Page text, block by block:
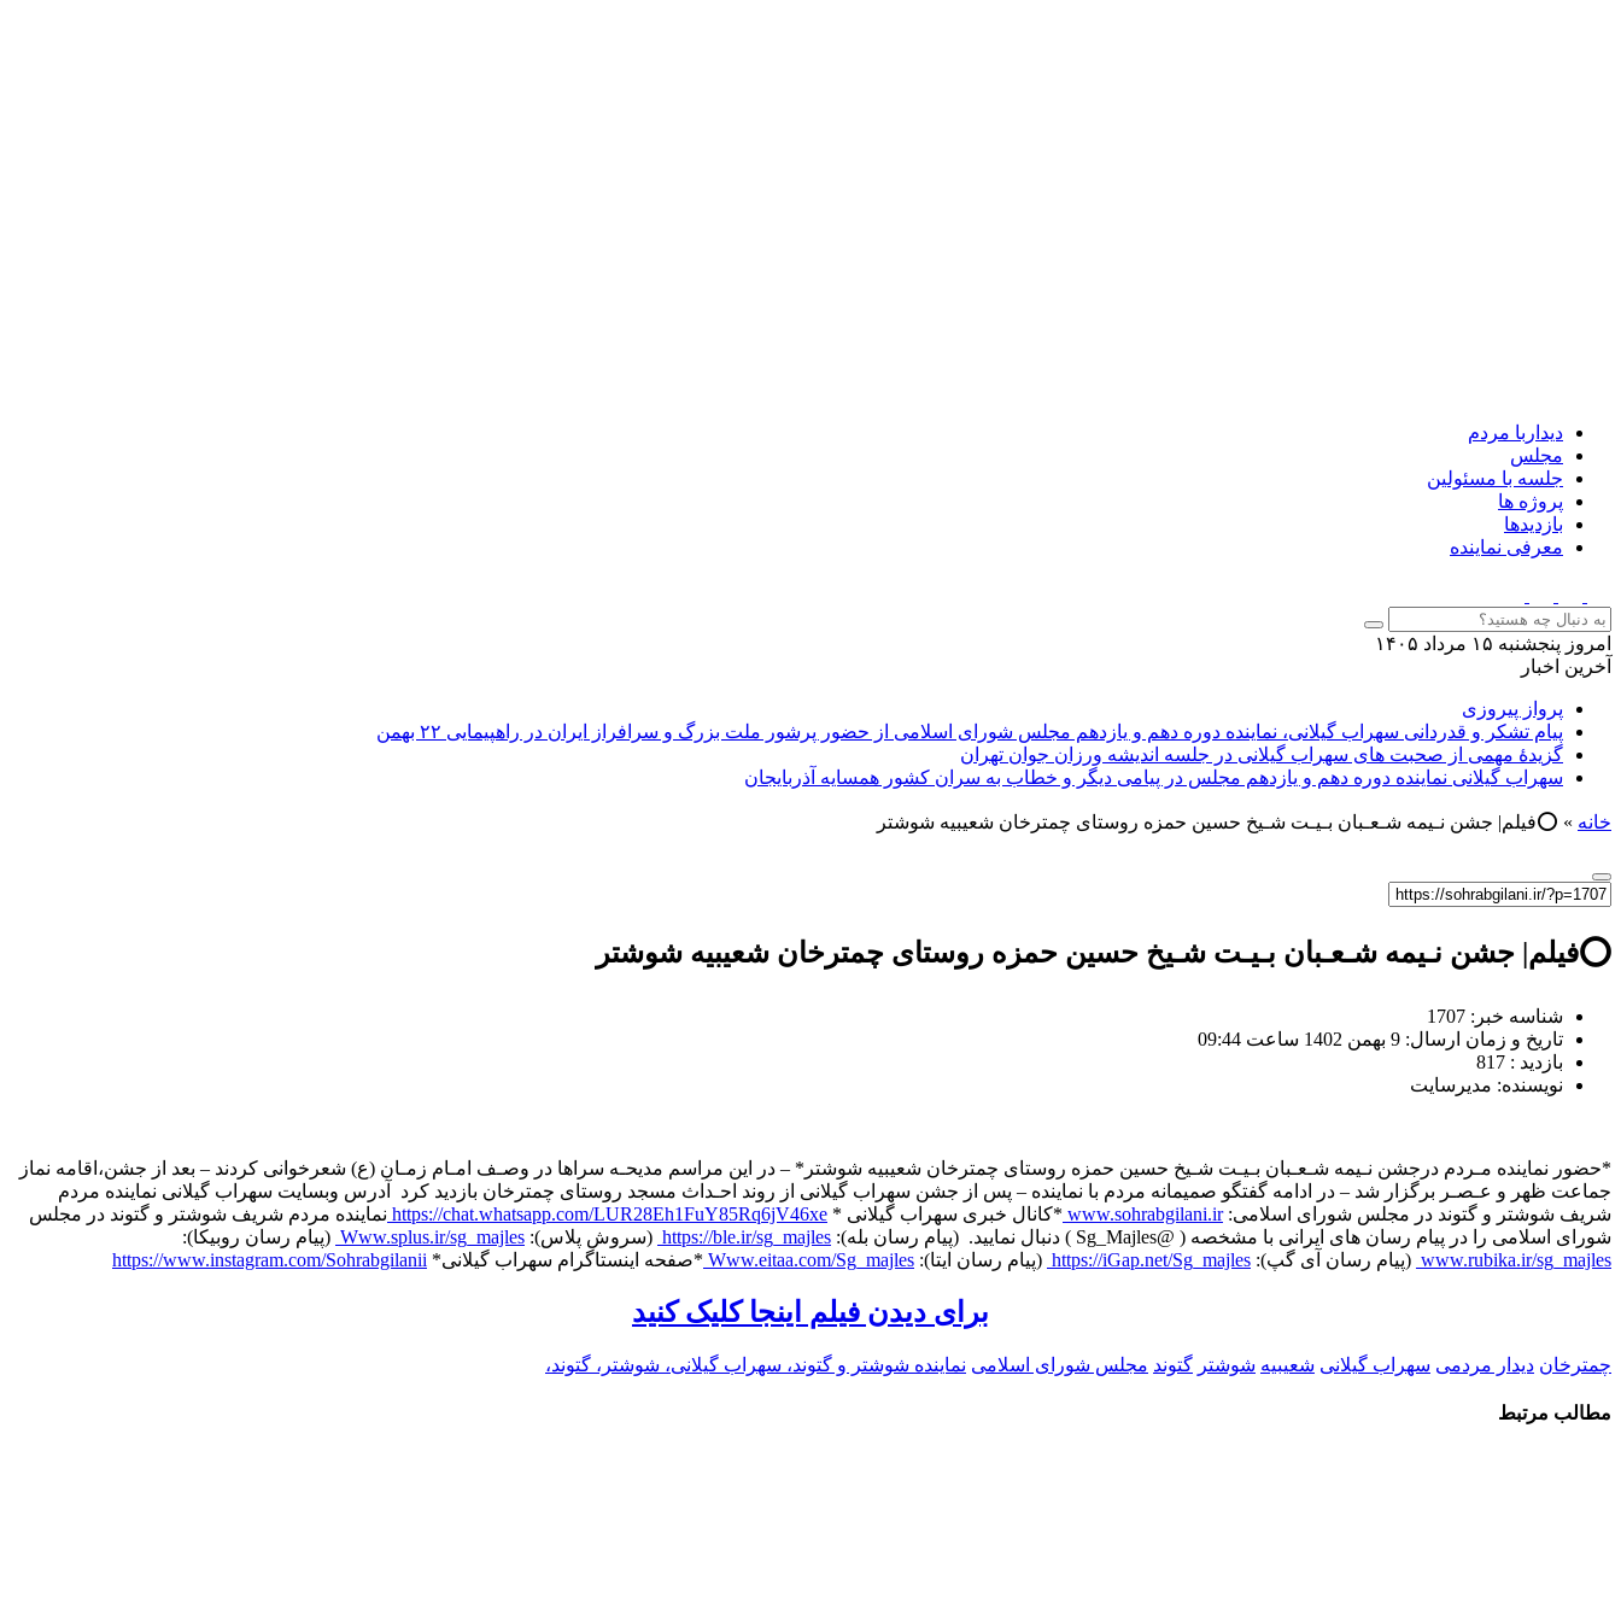
دیداربا مردم
مجلس
جلسه با مسئولین
پروژه ها
بازدیدها
معرفی نماینده
امروز پنجشنبه ۱۵ مرداد ۱۴۰۵
آخرین اخبار
پرواز پیروزی
پیام تشکر و قدردانی سهراب گیلانی، نماینده دوره دهم و یازدهم مجلس شورای اسلامی از حضور پرشور ملت بزرگ و سرافراز ایران در راهپیمایی ۲۲ بهمن
گزیدهٔ مهمی از صحبت های سهراب گیلانی در جلسه اندیشه ورزان جوان تهران
سهراب گیلانی نماینده دوره دهم و یازدهم مجلس در پیامی دیگر و خطاب به سران کشور همسایه آذربایجان
خانه » ⭕️فیلم| جشن نـیمه شـعـبان بـیـت شـیخ حسین حمزه‌ روستای چمترخان شعیبیه شوشتر
⭕️فیلم| جشن نـیمه شـعـبان بـیـت شـیخ حسین حمزه‌ روستای چمترخان شعیبیه شوشتر
شناسه خبر: 1707
تاریخ و زمان ارسال: 9 بهمن 1402 ساعت 09:44
بازدید : 817
نویسنده: مدیرسایت
*حضور نماینده مـردم درجشن نـیمه شـعـبان بـیـت شـیخ حسین حمزه‌ روستای چمترخان شعیبیه شوشتر* – در این مراسم مدیحـه‌ سراها در وصـف امـام زمـان (ع) شعرخوانی کردند – بعد از جشن،اقامه نماز
جماعت ظهر و عـصـر برگزار شد – در ادامه گفتگو صمیمانه مردم با نماینده – پس از جشن سهراب گیلانی از روند احـداث مسجد روستای چمترخان بازدید کرد ️ آدرس وبسایت سهراب گیلانی نماینده مردم
شریف شوشتر و گتوند در مجلس شورای اسلامی:www.sohrabgilani.ir *کانال خبری سهراب گیلانی * https://chat.whatsapp.com/LUR28Eh1FuY85Rq6jV46xe نماینده مردم شریف شوشتر و گتوند در مجلس
شورای اسلامی را در پیام رسان های ایرانی با مشخصه ( @Sg_Majles ) دنبال نمایید. ️ (پیام رسان بله):
https://ble.ir/sg_majles ️ (سروش پلاس): Www.splus.ir/sg_majles ️ (پیام رسان روبیکا):
www.rubika.ir/sg_majles ️ (پیام رسان آی گپ): https://iGap.net/Sg_majles ️ (پیام رسان ایتا): Www.eitaa.com/Sg_majles *صفحه اینستاگرام سهراب گیلانی* https://www.instagram.com/Sohrabgilanii
برای دیدن فیلم اینجا کلیک کنید
چمترخان دیدار مردمی سهراب گیلانی شعیبیه شوشتر گتوند مجلس شورای اسلامی نماینده شوشتر و گتوند، سهراب گیلانی، شوشتر، گتوند،
مطالب مرتبط